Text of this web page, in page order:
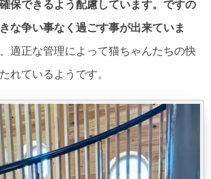
保できるよう配慮しています。ですの
な争い事なく過ごす事が出来ていま
適正な管理によって猫ちゃんたちの快
れているようです。